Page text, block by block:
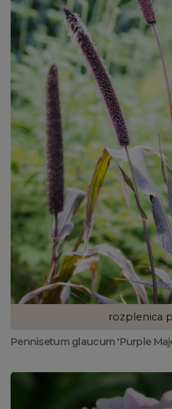
rozplenica
Pennisetum glaucum 'Purple